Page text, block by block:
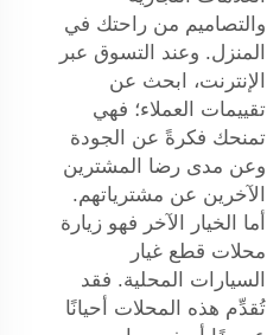
والتصاميم من راحتك في
المنزل. وعند التسوق عبر
الإنترنت، ابحث عن
تقييمات العملاء؛ فهي
تمنحك فكرةً عن الجودة
وعن مدى رضا المشترين
الآخرين عن مشترياتهم.
أما الخيار الآخر فهو زيارة
محلات قطع غيار
السيارات المحلية. فقد
تُقدِّم هذه المحلات أحيانًا